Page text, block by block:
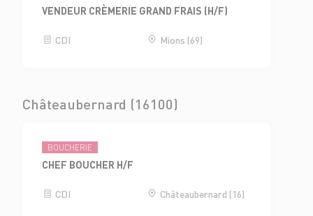
VENDEUR CRÈMERIE GRAND FRAIS (H/F)
CDI Mions (69)
Châteaubernard (16100)
BOUCHERIE
CHEF BOUCHER H/F
CDI Châteaubernard (16)